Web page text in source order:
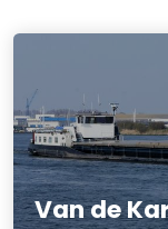
Van de